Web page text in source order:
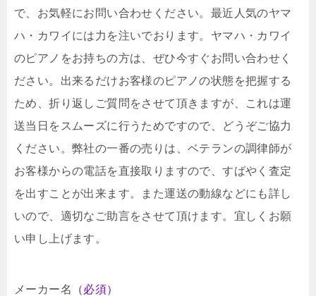
で、お気軽にお問い合わせください。最近人気のヤマ
ハ・カワイには力を注いでおります。ヤマハ・カワイ
のピアノをお持ちの方は、ぜひ今すぐお問い合わせく
ださい。出来るだけお客様のピアノの状態を把握する
ため、折り返しご質問をさせて頂きますが、これは運
送当日をスムーズに行うためですので、どうぞご協力
ください。弊社の一番の売りは、ベテランの調律師が
お客様からの電話を直接取りますので、すばやく査定
を出すことが出来ます。また運送の動線などにも詳し
いので、適切なご助言をさせて頂けます。宜しくお願
い申し上げます。
メーカー名
（必須）